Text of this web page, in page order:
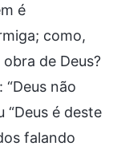
é
como,
de Deus?
não
“Deus é deste
falando